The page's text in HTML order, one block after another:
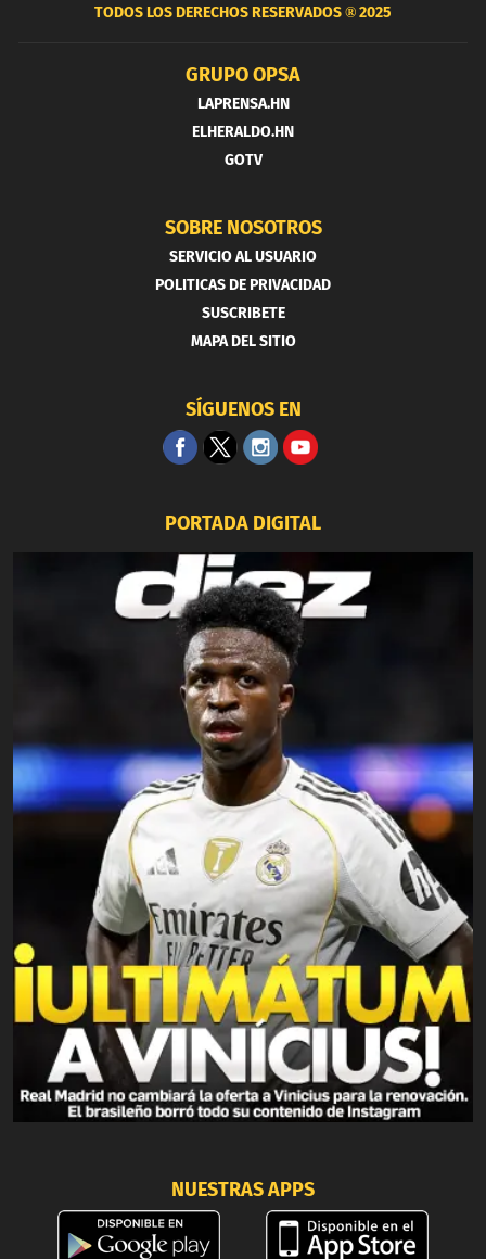
TODOS LOS DERECHOS RESERVADOS ®2025
GRUPO OPSA
LAPRENSA.HN
ELHERALDO.HN
GOTV
SOBRE NOSOTROS
SERVICIO AL USUARIO
POLITICAS DE PRIVACIDAD
SUSCRIBETE
MAPA DEL SITIO
SÍGUENOS EN
PORTADA DIGITAL
NUESTRAS APPS